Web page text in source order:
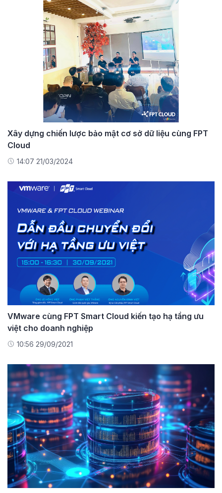
Xây dựng chiến lược bảo mật cơ sở dữ liệu cùng FPT
Cloud
14:07 21/03/2024
VMware cùng FPT Smart Cloud kiến tạo hạ tầng ưu
việt cho doanh nghiệp
10:56 29/09/2021